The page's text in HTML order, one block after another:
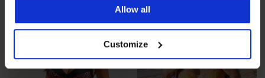
Allow all
Customize